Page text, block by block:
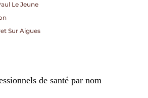
Le Jeune
Sur Aigues
de santé par nom